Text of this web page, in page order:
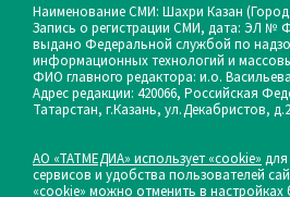
Наименование СМИ: Шахри Казан (Город
Запись о регистрации СМИ, дата: ЭЛ №
выдано Федеральной службой по
информационных технологий и
ФИО главного редактора: и.о.
Адрес редакции: 420066, Российская
Татарстан, г.Казань, ул.Декабристов, д.2
АО «ТАТМЕДИА» использует «cookie»
сервисов и удобства пользователей
«cookie» можно отменить в настройках